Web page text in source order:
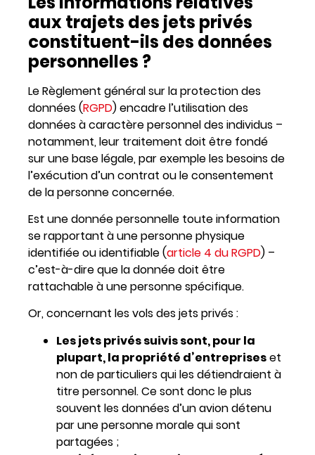
aux trajets des jets privés
constituent-ils des données
personnelles ?
Le Règlement général sur la protection des
données (RGPD) encadre l’utilisation des
données à caractère personnel des individus –
notamment, leur traitement doit être fondé
sur une base légale, par exemple les besoins de
l’exécution d’un contrat ou le consentement
de la personne concernée.
Est une donnée personnelle toute information
se rapportant à une personne physique
identifiée ou identifiable (article 4 du RGPD) –
c’est-à-dire que la donnée doit être
rattachable à une personne spécifique.
Or, concernant les vols des jets privés :
Les jets privés suivis sont, pour la
plupart, la propriété d’entrepriseset
non de particuliers qui les détiendraient à
titre personnel. Ce sont donc le plus
souvent les données d’un avion détenu
par une personne morale qui sont
partagées ;